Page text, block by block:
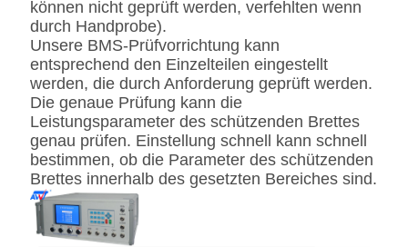
können nicht geprüft werden, verfehlten wenn
durch Handprobe).
Unsere BMS-Prüfvorrichtung kann
entsprechend den Einzelteilen eingestellt
werden, die durch Anforderung geprüft werden.
Die genaue Prüfung kann die
Leistungsparameter des schützenden Brettes
genau prüfen. Einstellung schnell kann schnell
bestimmen, ob die Parameter des schützenden
Brettes innerhalb des gesetzten Bereiches sind.